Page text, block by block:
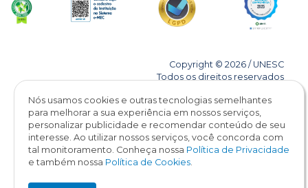
Copyright © 2026 / UNESC
Todos os direitos reservados
Nós usamos cookies e outras tecnologias semelhantes
para melhorar a sua experiência em nossos serviços,
personalizar publicidade e recomendar conteúdo de seu
interesse. Ao utilizar nossos serviços, você concorda com
tal monitoramento. Conheça nossa Política de Privacidade
e também nossa Política de Cookies.